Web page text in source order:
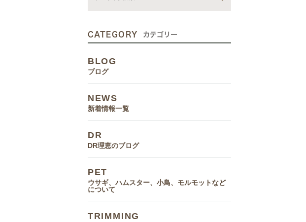
CATEGORY カテゴリー
BLOG
ブログ
NEWS
新着情報一覧
DR
DR理恵のブログ
PET
ウサギ、ハムスター、小鳥、モルモットなど
について
TRIMMING